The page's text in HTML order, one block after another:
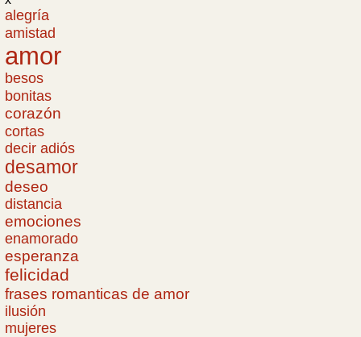
alegría
amistad
amor
besos
bonitas
corazón
cortas
decir adiós
desamor
deseo
distancia
emociones
enamorado
esperanza
felicidad
frases romanticas de amor
ilusión
mujeres